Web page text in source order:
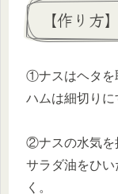
【作り方】
①ナスはヘタを
ハムは細切りに
②ナスの水気を
サラダ油をひ
く。